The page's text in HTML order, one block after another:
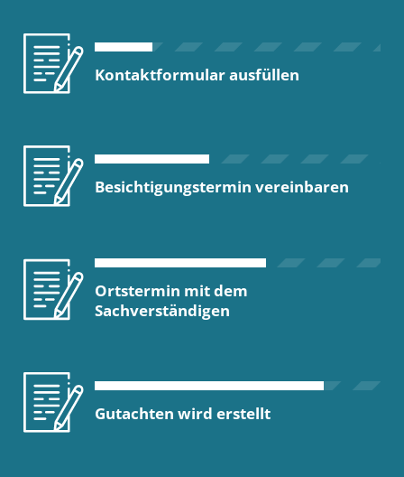
Kontaktformular ausfüllen
Besichtigungstermin vereinbaren
Ortstermin mit dem
Sachverständigen
Gutachten wird erstellt